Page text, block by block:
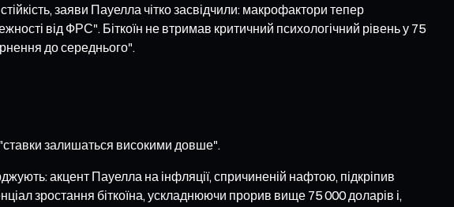
заяви Пауелла чітко засвідчили: макрофактори тепер
від ФРС". Біткоїн не втримав критичний психологічний рівень у 75
до середнього".
залишаться високими довше".
акцент Пауелла на інфляції, спричиненій нафтою, підкріпив
зростання біткоїна, ускладнюючи прорив вище 75 000 доларів і,